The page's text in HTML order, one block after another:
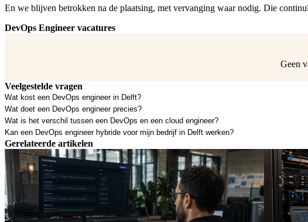
En we blijven betrokken na de plaatsing, met vervanging waar nodig. Die
DevOps Engineer vacatures
Geen
Veelgestelde vragen
Wat kost een DevOps engineer in Delft?
Wat doet een DevOps engineer precies?
Wat is het verschil tussen een DevOps en een cloud engineer?
Kan een DevOps engineer hybride voor mijn bedrijf in Delft werken?
Gerelateerde artikelen